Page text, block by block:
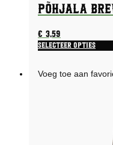
Põhjala
€3,59
Selecteer opties
Voeg toe aan